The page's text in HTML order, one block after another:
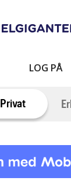
LOG PÅ
Privat